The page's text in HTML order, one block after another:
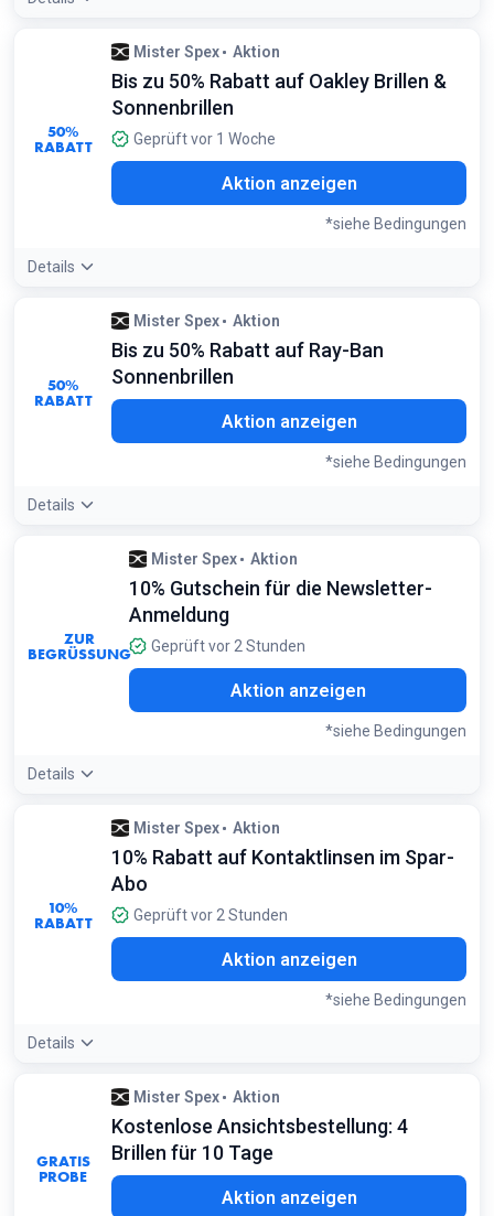
50%
RABATT
Mister Spex Aktion
Bis zu 50% Rabatt auf Oakley Brillen &
Sonnenbrillen
Geprüft vor 1 Woche
Aktion anzeigen
*siehe Bedingungen
Details
Angebotsdetails:
Perfekt für Sportbegeisterte; die Prizm-
Gläser von Oakley sind in diesem Sale oft deutlich unter der
UVP zu finden
Bedingungen:
Gilt für ausgewählte Oakley Produkte auf der Sale-Seite
50%
RABATT
Mister Spex Aktion
Bis zu 50% Rabatt auf Ray-Ban
Sonnenbrillen
Aktion anzeigen
*siehe Bedingungen
Details
Angebotsdetails:Viele Modelle im Ray-Ban Sale sind auch
mit Sehstärke erhältlich – achte auf das entsprechende
Label beim Produkt
Gilt für ausgewählte Modelle auf der Aktionsseite
ZUR
BEGRÜSSUNG
Mister Spex Aktion
10% Gutschein für die Newsletter-
Anmeldung
Geprüft vor 2 Stunden
Aktion anzeigen
*siehe Bedingungen
Details
Angebotsdetails:
Der Gutschein ist auch auf bereits
reduzierte Artikel anwendbar, was ihn besonders wertvoll
während des Sale-Finales macht
Bedingungen:
Gültig für 30 Tage nach Erhalt. Gilt für das gesamte
Sortiment außer selektiven Marken. Nicht mit anderen
Aktionen kombinierbar
10%
RABATT
Mister Spex Aktion
10% Rabatt auf Kontaktlinsen im Spar-
Abo
Geprüft vor 2 Stunden
Aktion anzeigen
*siehe Bedingungen
Details
Angebotsdetails:
Das Abo ist völlig flexibel: Du kannst es
jederzeit pausieren oder kündigen, sogar direkt nach der
ersten Lieferung
Bedingungen:
Der Rabatt von 10% wird automatisch ab der zweiten
GRATIS
PROBE
Mister Spex Aktion
Kostenlose Ansichtsbestellung: 4
Brillen für 10 Tage
Aktion anzeigen